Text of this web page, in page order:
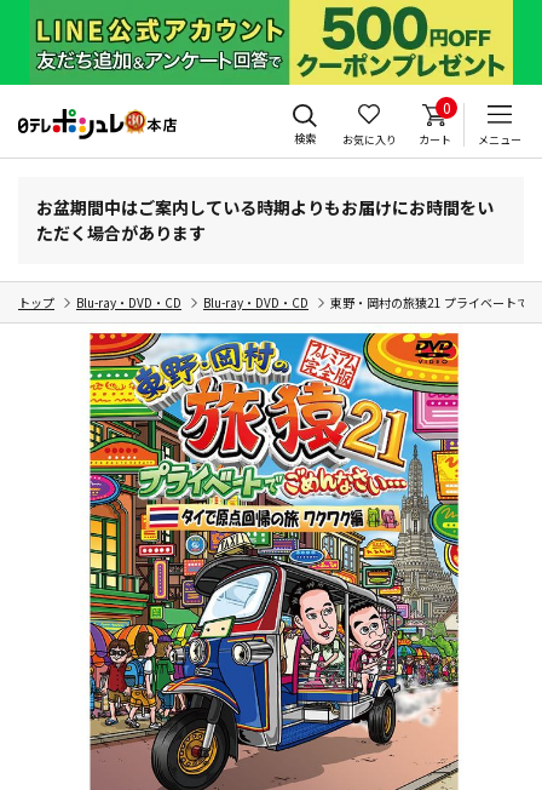
検索 お気に入り
0
カート メニュー
お盆期間中はご案内している時期よりもお届けにお時間をい
ただく場合があります
トップ Blu-ray・DVD・CD Blu-ray・DVD・CD 東野・岡村の旅猿21 プライベートで